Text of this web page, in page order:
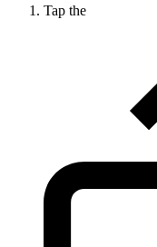
Tap the